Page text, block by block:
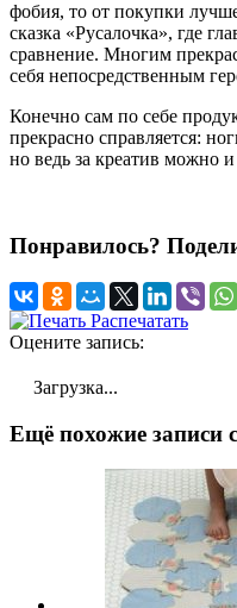
фобия, то от покупки
сказка «Русалочка», где
сравнение. Многим
себя непосредственным
Конечно сам по себе
прекрасно справляется:
но ведь за креатив можно
Понравилось?
Распечатать
Оцените запись:
Загрузка...
Ещё похожие записи